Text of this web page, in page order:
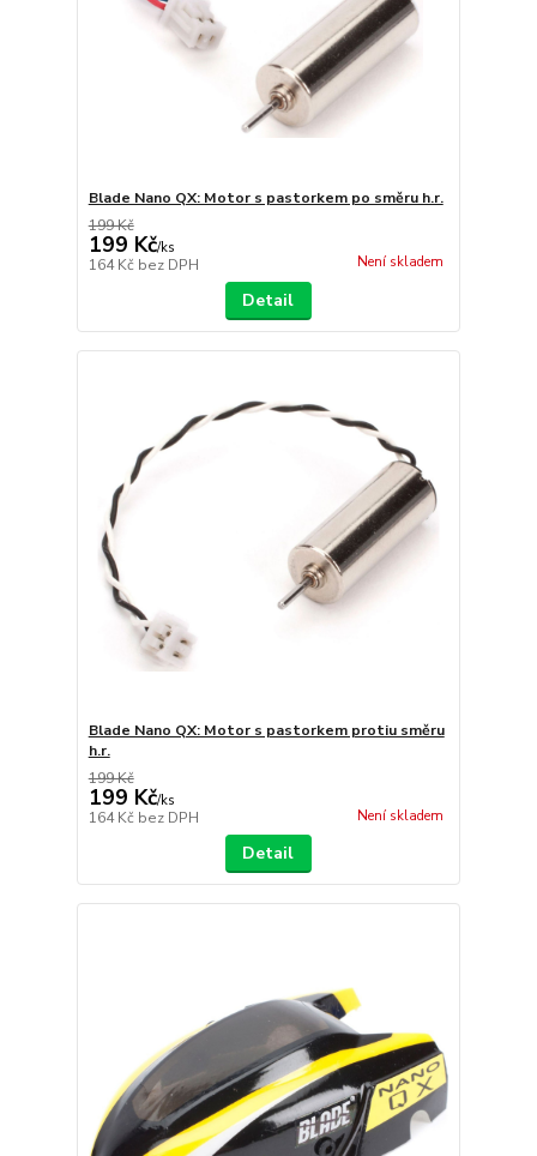
Blade Nano QX: Motor s pastorkem po směru h.r.
199 Kč
199 Kč/ks
164 Kč bez DPH Není skladem
Detail
Blade Nano QX: Motor s pastorkem protiu směru
h.r.
199 Kč
199 Kč/ks
164 Kč bez DPH Není skladem
Detail